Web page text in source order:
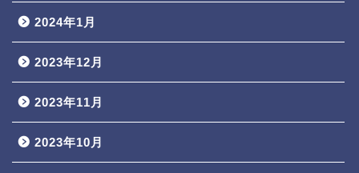
2024年1月
2023年12月
2023年11月
2023年10月